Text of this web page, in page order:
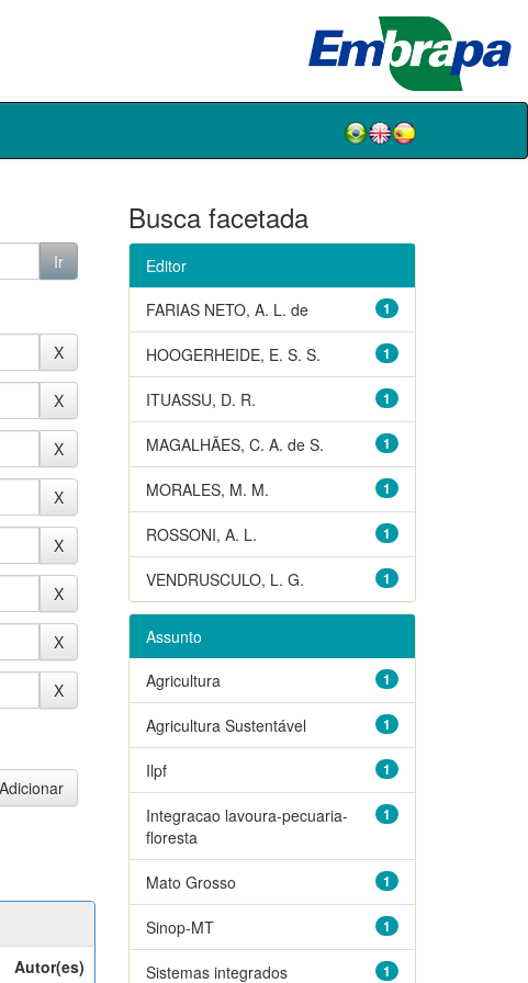
Autor(es)
Busca facetada
Editor
1
FARIAS NETO, A. L. de
1
HOOGERHEIDE, E. S. S.
1
ITUASSU, D. R.
1
MAGALHÃES, C. A. de S.
1
MORALES, M. M.
1
ROSSONI, A. L.
1
VENDRUSCULO, L. G.
Assunto
1
Agricultura
1
Agricultura Sustentável
1
Ilpf
1
Integracao lavoura-pecuaria-
floresta
1
Mato Grosso
1
Sinop-MT
1
Sistemas integrados